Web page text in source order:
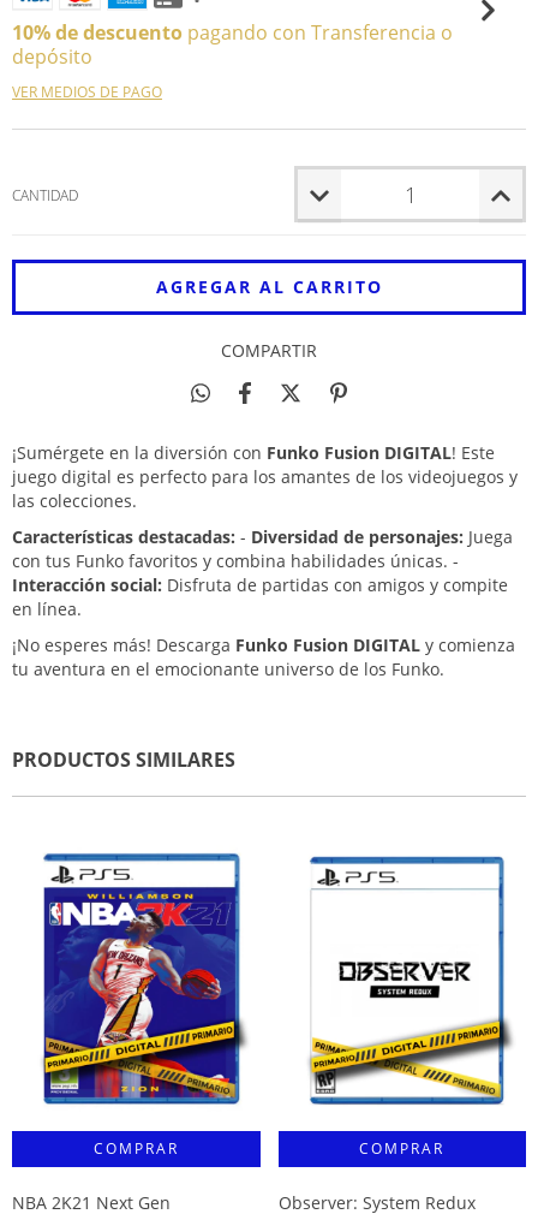
10% de descuento pagando con Transferencia o
depósito
VER MEDIOS DE PAGO
CANTIDAD
COMPARTIR
¡Sumérgete en la diversión con Funko Fusion DIGITAL! Este
juego digital es perfecto para los amantes de los videojuegos y
las colecciones.
Características destacadas: - Diversidad de personajes: Juega
con tus Funko favoritos y combina habilidades únicas. -
Interacción social: Disfruta de partidas con amigos y compite
en línea.
¡No esperes más! Descarga Funko Fusion DIGITAL y comienza
tu aventura en el emocionante universo de los Funko.
PRODUCTOS SIMILARES
NBA 2K21 Next Gen
Observer: System Redux